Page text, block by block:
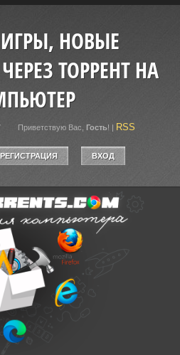
ИГРЫ, НОВЫЕ
ТОРРЕНТ НА
Приветствую Вас Гость! | RSS
РЕГИСТРАЦИЯ ВХОД